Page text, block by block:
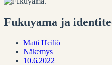
Fukuyama ja
Matti Heiliö
Näkemys
10.6.2022